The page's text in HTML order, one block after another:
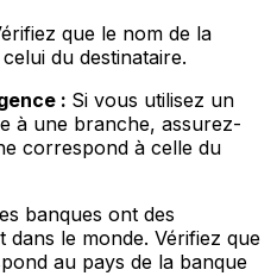
que le nom de la
du destinataire.
: Si vous utilisez un
à une branche, assurez-
correspond à celle du
banques ont des
dans le monde. Vérifiez que
au pays de la banque